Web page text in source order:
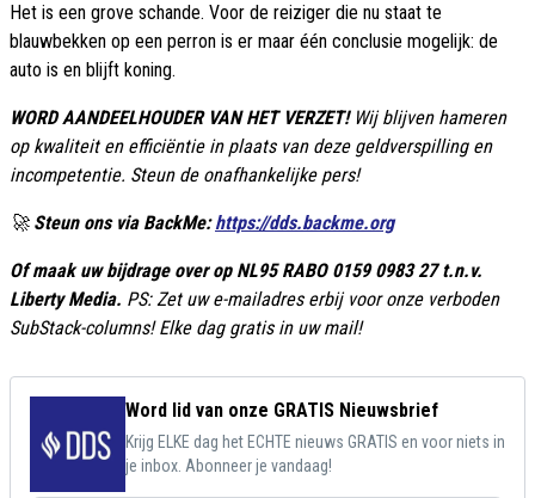
Het is een grove schande. Voor de reiziger die nu staat te
blauwbekken op een perron is er maar één conclusie mogelijk: de
auto is en blijft koning.
WORD AANDEELHOUDER VAN HET VERZET!Wij blijven hameren
op kwaliteit en efficiëntie in plaats van deze geldverspilling en
incompetentie. Steun de onafhankelijke pers!
🚀 Steun ons via BackMe:https://dds.backme.org
Of maak uw bijdrage over op NL95 RABO 0159 0983 27 t.n.v.
Liberty Media. PS: Zet uw e-mailadres erbij voor onze verboden
SubStack-columns! Elke dag gratis in uw mail!
Word lid van onze GRATIS Nieuwsbrief
Krijg ELKE dag het ECHTE nieuws GRATIS en voor niets in
je inbox. Abonneer je vandaag!